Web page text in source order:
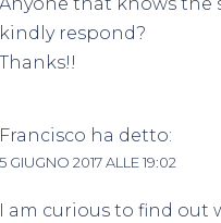
kindly respond?
Thanks!!
Francisco ha detto:
5 GIUGNO 2017 ALLE 19:02
I am curious to find out